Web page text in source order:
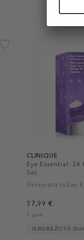
CLINIQUE
Eye Essential: 24
Set
Skropstu tušas
37,99 €
1 gab.
IEROBEŽOTĀ